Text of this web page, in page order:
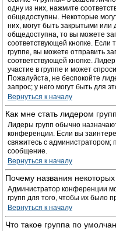
одну из них, нажмите
общедоступны. Некоторые
них, могут быть закрытыми или
общедоступна, то вы можете
соответствующей кнопке. Если
группе, вы можете отправить
соответствующей кнопке.
участие в группе и может
Пожалуйста, не беспокойте
запрос; у него могут быть для
Вернуться к началу
Как мне стать лидером
Лидеры групп обычно
конференции. Если вы
свяжитесь с администратором;
сообщение.
Вернуться к началу
Почему названия
Администратор конференции
групп для того, чтобы их было
Вернуться к началу
Что такое группа по